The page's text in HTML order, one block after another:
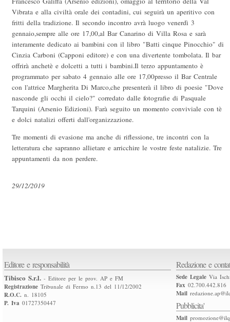
Vibrata e alla civiltà orale dei contadini, cui seguirà un aperitivo con
fritti della tradizione. Il secondo incontro avrà luogo venerdì 3
gennaio,sempre alle ore 17,00,al Bar Canarino di Villa Rosa e sarà
interamente dedicato ai bambini con il libro "Batti cinque Pinocchio" di
Cinzia Carboni (Capponi editore) e con una divertente tombolata. Il bar
offrirà anchetè e dolcetti a tutti i bambini.Il terzo appuntamento è
programmato per sabato 4 gennaio alle ore 17,00presso il Bar Centrale
con l'attrice Margherita Di Marco,che presenterà il libro di poesie "Dove
nasconde gli occhi il cielo?" corredato dalle fotografie di Pasquale
Tarquini (Arsenio Edizioni). Farà seguito un momento conviviale con tè
e dolci natalizi offerti dall'organizzazione.
Tre momenti di evasione ma anche di riflessione, tre incontri con la
letteratura che sapranno allietare e arricchire le vostre feste natalizie. Tre
appuntamenti da non perdere.
29/12/2019
Editore e responsabilità
Tibisco S.r.l. - Editore per le prov. AP e FM
Registrazione Tribunale di Fermo n.13 del 11/12/2002
R.O.C. n. 18105
P. Iva 01727350447
Redazione e
Sede Legale Via
Fax 02.700.442.816
Mail
Pubblicita'
Mail